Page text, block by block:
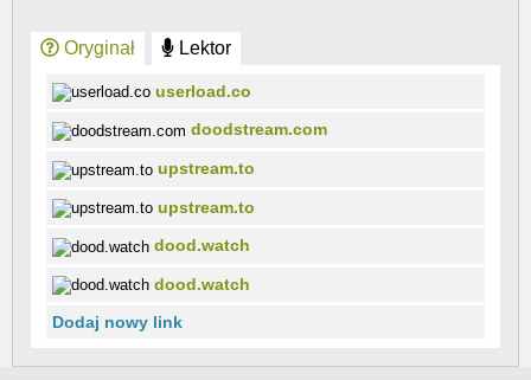
Oryginał Lektor
userload.co
doodstream.com
upstream.to
upstream.to
dood.watch
dood.watch
Dodaj nowy link